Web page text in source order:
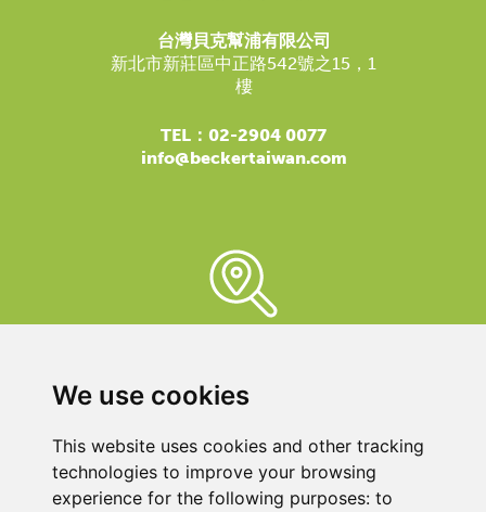
We use cookies
This website uses cookies and other tracking
technologies to improve your browsing
experience for the following purposes: to
台灣貝克幫浦有限公司
新北市新莊區中正路542號之15，1
樓
TEL：02-2904 0077
info@beckertaiwan.com
布世界各地。我們在這里為您服務！